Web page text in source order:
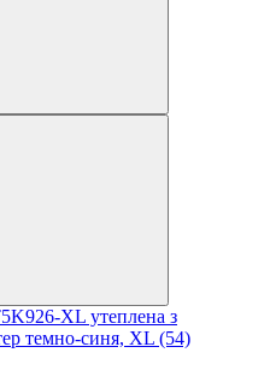
XL утеплена з
темно-синя, XL (54)